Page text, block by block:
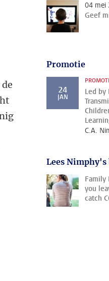
04 mei
Geef
Promotie
24
JAN
Led by
C.A.
Lees Nimphy's
Family
you
catch